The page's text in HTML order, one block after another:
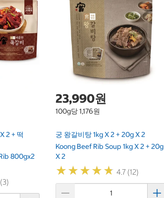
2 + 떡
800gx2
23,990원
100g당 1,176원
궁 왕갈비탕 1kg X 2 + 20g X 2
Koong Beef Rib Soup 1kg X 2 + 20g
X 2
★★★★★
★★★★★ 4.7 (12)